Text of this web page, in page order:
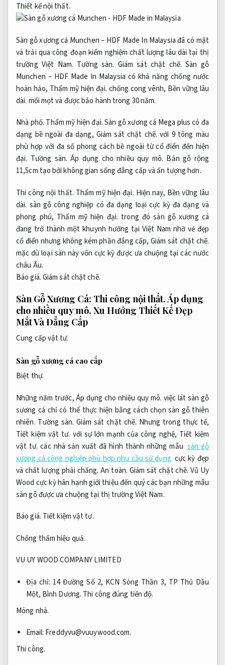
Thiết kế nội thất.
Sàn gỗ xương cá Munchen – HDF Made In Malaysia đã có mặt
và trải qua công đoạn kiểm nghiệm chất lượng lâu dài tại thị
trường Việt Nam. Tường sàn. Giám sát chặt chẽ. Sàn gỗ
Munchen – HDF Made In Malaysia có khả năng chống nước
hoàn hảo, Thẩm mỹ hiện đại. chống cong vênh, Bền vững lâu
dài. mối mọt và được bảo hành trong 30 năm.
Nhà phố. Thẩm mỹ hiện đại.Sàn gỗ xương cá Mega plus có đa
dạng bề ngoài đa dạng, Giám sát chặt chẽ. với 9 tông màu
phù hợp với đa số phong cách bề ngoài từ cổ điển đến hiện
đại. Tường sàn. Áp dụng cho nhiều quy mô. Bản gỗ rộng
11,5cm tạo bởi không gian sống đẳng cấp và ấn tượng hơn.
Thi công nội thất. Thẩm mỹ hiện đại. Hiện nay, Bền vững lâu
dài. sàn gỗ công nghiệp có đa dạng loại cực kỳ đa dạng và
phong phú, Thẩm mỹ hiện đại. trong đó sàn gỗ xương cá
đang trở thành một khuynh hướng tại Việt Nam nhờ vẻ đẹp
cổ điển nhưng không kém phần đẳng cấp,Giám sát chặt chẽ.
mặc dù loại sàn này vốn cực kỳ được ưa chuộng tại các nước
châu Âu.
Báo giá.Giám sát chặt chẽ.
Sàn Gỗ Xương Cá: Thi công nội thất.Áp dụng
cho nhiều quy mô. Xu Hướng Thiết Kế Đẹp
Mắt Và Đẳng Cấp
Cung cấp vật tư.
Sàn gỗ xương cá cao cấp
Biệt thự.
Những năm trước,Áp dụng cho nhiều quy mô. việc lát sàn gỗ
sương cá chỉ có thể thực hiện bằng cách chọn sàn gỗ thiên
nhiên. Tường sàn. Giám sát chặt chẽ. Nhưng trong thực tế,
Tiết kiệm vật tư. với sự lớn mạnh của công nghệ, Tiết kiệm
vật tư. các nhà sản xuất đã hình thành những mẫu sàn gỗ
xương cá công nghiệp phù hợp nhu cầu sử dụng cực kỳ đẹp
và chất lượng phải chăng.An toàn. Giám sát chặt chẽ. Vũ Uy
Wood cực kỳ hân hạnh giới thiệu đến quý các bạn những mẫu
sàn gỗ được ưa chuộng tại thị trường Việt Nam.
Báo giá. Tiết kiệm vật tư.
Chống thấm hiệu quả.
VU UY WOOD COMPANY LIMITED
Địa chỉ: 14 Đường Số 2, KCN Sóng Thần 3, TP Thủ Dầu
Một, Bình Dương. Thi công đúng tiến độ.
Móng nhà.
Email: Freddyvu@vuuywood.com.
Thi công.